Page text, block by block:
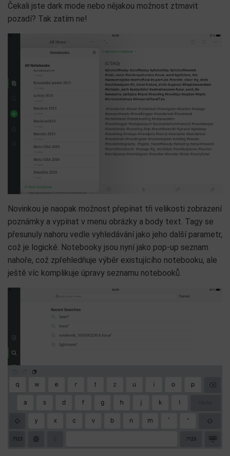
Čekali jste dark mode nebo nějakou možnost ztmavit
pozadí? Tak zatím ne!
Novinkou je naopak možnost přepínat tři velikosti zobrazení
poznámky a vypínat v menu obrázky a body text. Tagy se
přesunuly nahoru vedle vyhledávání jako jeho další parametr,
což je logické. Notebooky jsou nyní jako pop-up seznam
nahoře, což zpřehledňuje výběr existujícího notebooku, ale
ještě víc komplikuje úpravy seznamu notebooků.